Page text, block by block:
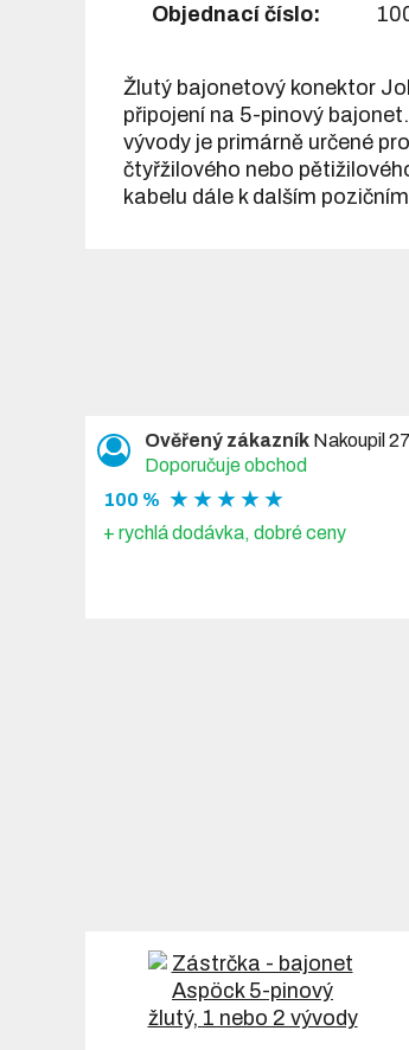
Objednací číslo:
Žlutý bajonetový konektor
připojení na 5-pinový
vývody je primárně určené
čtyřžilového nebo
kabelu dále k dalším
Ověřený zákazník Nakoupil
Doporučuje obchod
100 % ★ ★ ★ ★ ★
+ rychlá dodávka, dobré ceny